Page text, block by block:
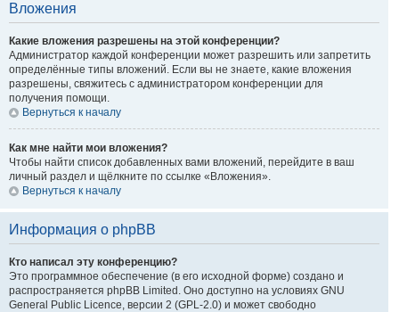
Вложения
Какие вложения разрешены на этой конференции?
Администратор каждой конференции может разрешить или запретить
определённые типы вложений. Если вы не знаете, какие вложения
разрешены, свяжитесь с администратором конференции для
получения помощи.
Вернуться к началу
Как мне найти мои вложения?
Чтобы найти список добавленных вами вложений, перейдите в ваш
личный раздел и щёлкните по ссылке «Вложения».
Вернуться к началу
Информация о phpBB
Кто написал эту конференцию?
Это программное обеспечение (в его исходной форме) создано и
распространяется phpBB Limited. Оно доступно на условиях GNU
General Public Licence, версии 2 (GPL-2.0) и может свободно